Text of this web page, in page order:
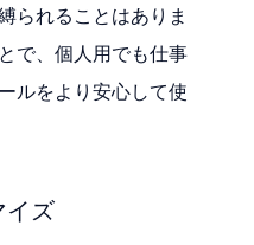
られることはありま
で、個人用でも仕事
ルをより安心して使
イズ